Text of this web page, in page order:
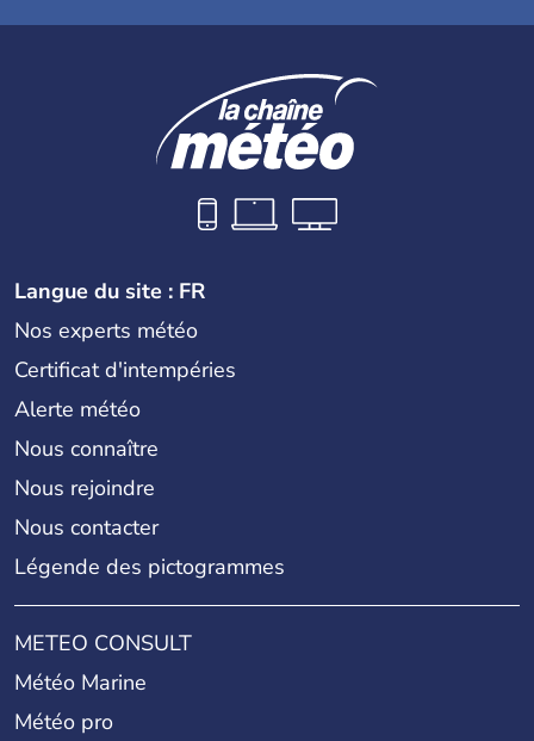
Langue du site : FR
Nos experts météo
Certificat d'intempéries
Alerte météo
Nous connaître
Nous rejoindre
Nous contacter
Légende des pictogrammes
METEO CONSULT
Météo Marine
Météo pro